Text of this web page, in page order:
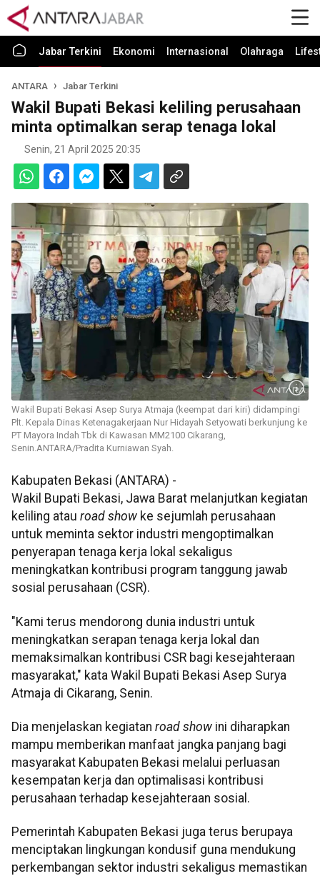
Jabar Terkini Ekonomi Internasional Olahraga
ANTARA Jabar Terkini
Wakil Bupati Bekasi keliling perusahaan
minta optimalkan serap tenaga lokal
Senin, 21 April 2025 20:35
Wakil Bupati Bekasi Asep Surya Atmaja (keempat dari kiri) didampingi
Plt. Kepala Dinas Ketenagakerjaan Nur Hidayah Setyowati berkunjung ke
PT Mayora Indah Tbk di Kawasan MM2100 Cikarang,
Senin.ANTARA/Pradita Kurniawan Syah.
Kabupaten Bekasi (ANTARA) -
Wakil Bupati Bekasi, Jawa Barat melanjutkan kegiatan
keliling atau road show ke sejumlah perusahaan
untuk meminta sektor industri mengoptimalkan
penyerapan tenaga kerja lokal sekaligus
meningkatkan kontribusi program tanggung jawab
sosial perusahaan (CSR).
"Kami terus mendorong dunia industri untuk
meningkatkan serapan tenaga kerja lokal dan
memaksimalkan kontribusi CSR bagi kesejahteraan
masyarakat," kata Wakil Bupati Bekasi Asep Surya
Atmaja di Cikarang, Senin.
Dia menjelaskan kegiatan road show ini diharapkan
mampu memberikan manfaat jangka panjang bagi
masyarakat Kabupaten Bekasi melalui perluasan
kesempatan kerja dan optimalisasi kontribusi
perusahaan terhadap kesejahteraan sosial.
Pemerintah Kabupaten Bekasi juga terus berupaya
menciptakan lingkungan kondusif guna mendukung
perkembangan sektor industri sekaligus memastikan